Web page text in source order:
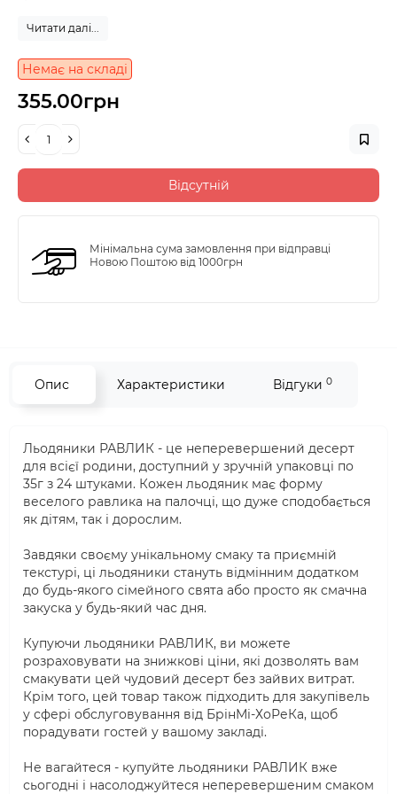
Читати далі...
Немає на складі
355.00грн
Відсутній
Мінімальна сума замовлення при відправці
Новою Поштою від 1000грн
Опис Характеристики Відгуки 0
Льодяники РАВЛИК - це неперевершений десерт
для всієї родини, доступний у зручній упаковці по
35г з 24 штуками. Кожен льодяник має форму
веселого равлика на палочці, що дуже сподобається
як дітям, так і дорослим.
Завдяки своєму унікальному смаку та приємній
текстурі, ці льодяники стануть відмінним додатком
до будь-якого сімейного свята або просто як смачна
закуска у будь-який час дня.
Купуючи льодяники РАВЛИК, ви можете
розраховувати на знижкові ціни, які дозволять вам
смакувати цей чудовий десерт без зайвих витрат.
Крім того, цей товар також підходить для закупівель
у сфері обслуговування від БрінМі-ХоРеКа, щоб
порадувати гостей у вашому закладі.
Не вагайтеся - купуйте льодяники РАВЛИК вже
сьогодні і насолоджуйтеся неперевершеним смаком